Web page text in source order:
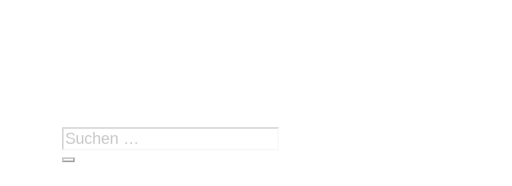
Suchen
nach: